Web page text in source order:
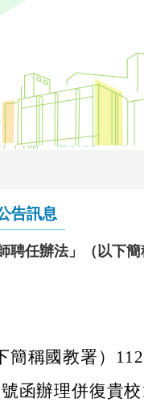
告訊息
任辦法」（以下
簡稱國教署）
函辦理併復貴校